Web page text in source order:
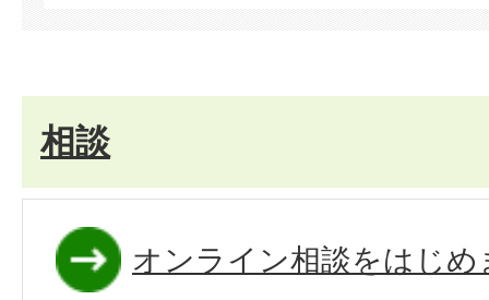
相談
オンライン相談をはじめ